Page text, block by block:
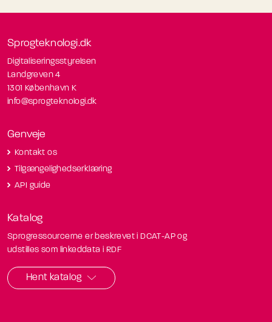
Sprogteknologi.dk
Digitaliseringsstyrelsen
Landgreven 4
1301 København K
info@sprogteknologi.dk
Genveje
Kontakt os
Tilgængelighedserklæring
API guide
Katalog
Sprogressourcerne er beskrevet i DCAT-AP og
udstilles som linkeddata i RDF
Hent katalog